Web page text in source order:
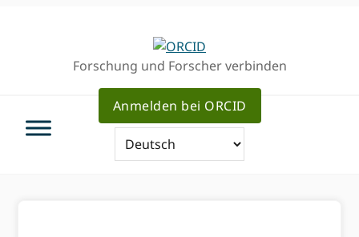
Forschung und Forscher verbinden
Anmelden bei ORCID